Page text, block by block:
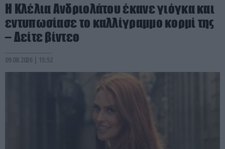
Η Κλέλια Ανδριολάτου έκανε γιόγκα και
εντυπωσίασε το καλλίγραμμο κορμί της
– Δείτε βίντεο
09.08.2026 | 15:52